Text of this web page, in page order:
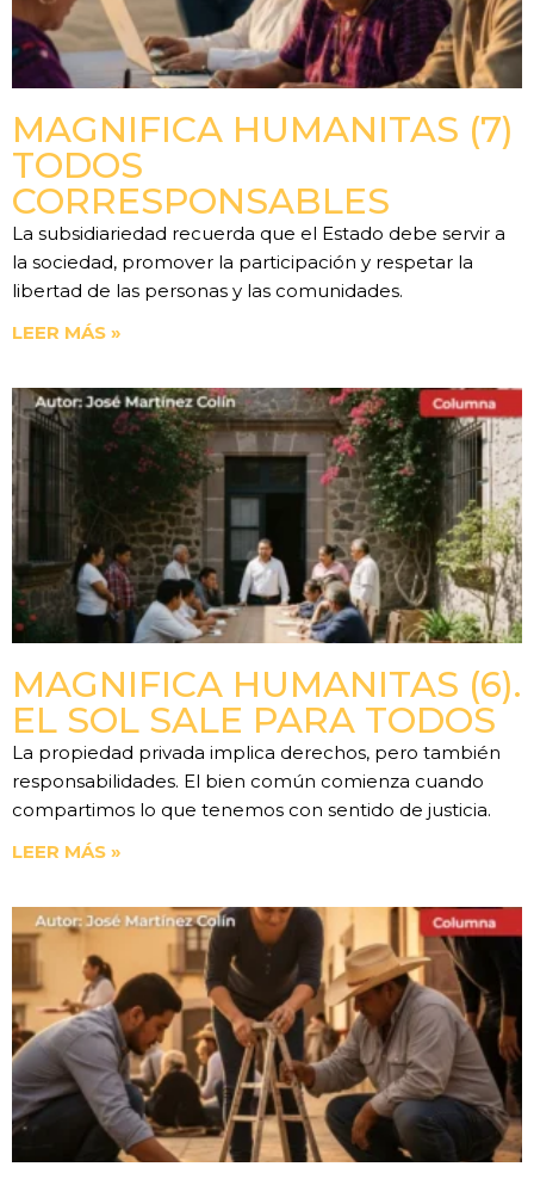
MAGNIFICA HUMANITAS (7)
TODOS
CORRESPONSABLES
La subsidiariedad recuerda que el Estado debe servir a
la sociedad, promover la participación y respetar la
libertad de las personas y las comunidades.
LEER MÁS »
MAGNIFICA HUMANITAS (6).
EL SOL SALE PARA TODOS
La propiedad privada implica derechos, pero también
responsabilidades. El bien común comienza cuando
compartimos lo que tenemos con sentido de justicia.
LEER MÁS »